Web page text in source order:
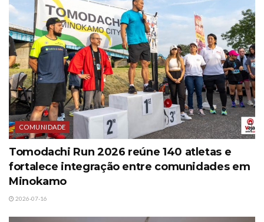
COMUNIDADE
Tomodachi Run 2026 reúne 140 atletas e
fortalece integração entre comunidades em
Minokamo
2026-07-16